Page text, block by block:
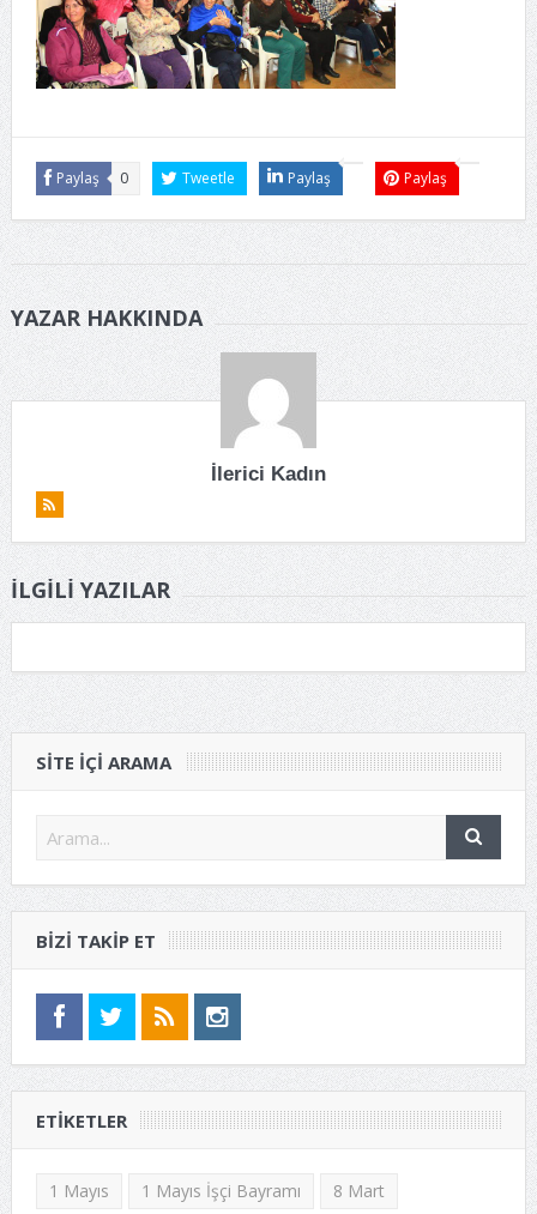
Paylaş 0 Tweetle Paylaş Paylaş
YAZAR HAKKINDA
İlerici Kadın
İLGILI YAZILAR
SITE IÇI ARAMA
BIZI TAKIP ET
ETIKETLER
1 Mayıs 1 Mayıs İşçi Bayramı
8 Mart